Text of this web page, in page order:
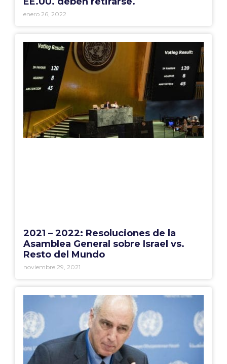
enero 26, 2022
2021 – 2022: Resoluciones de la
Asamblea General sobre Israel vs.
Resto del Mundo
noviembre 29, 2021